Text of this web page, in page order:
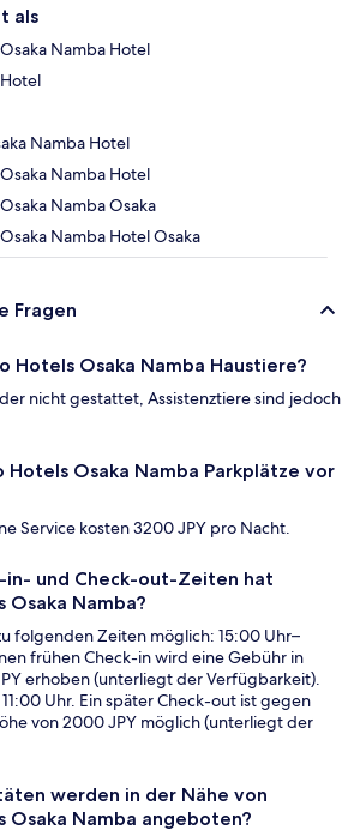
als
Namba Hotel
Namba Hotel
Namba Hotel
Namba Osaka
Namba Hotel Osaka
Fragen
Hotels Osaka Namba Haustiere?
nicht gestattet, Assistenztiere sind jedoch
Hotels Osaka Namba Parkplätze vor
Service kosten 3200 JPY pro Nacht.
in- und Check-out-Zeiten hat
Osaka Namba?
folgenden Zeiten möglich: 15:00 Uhr–
frühen Check-in wird eine Gebühr in
erhoben (unterliegt der Verfügbarkeit).
Uhr. Ein später Check-out ist gegen
von 2000 JPY möglich (unterliegt der
werden in der Nähe von
Osaka Namba angeboten?